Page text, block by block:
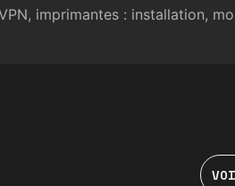
imprimantes : installation,